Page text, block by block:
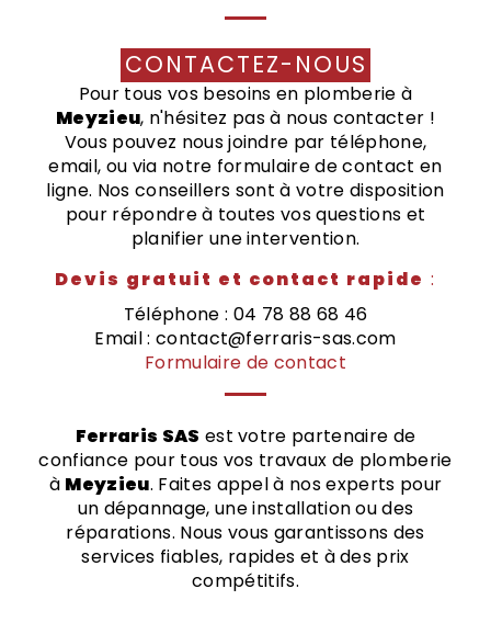
CONTACTEZ-NOUS
Pour tous vos besoins en plomberie à
Meyzieu, n'hésitez pas à nous contacter !
Vous pouvez nous joindre par téléphone,
email, ou via notre formulaire de contact en
ligne. Nos conseillers sont à votre disposition
pour répondre à toutes vos questions et
planifier une intervention.
Devis gratuit et contact rapide :
Téléphone : 04 78 88 68 46
Email : contact@ferraris-sas.com
Formulaire de contact
Ferraris SAS est votre partenaire de
confiance pour tous vos travaux de plomberie
à Meyzieu. Faites appel à nos experts pour
un dépannage, une installation ou des
réparations. Nous vous garantissons des
services fiables, rapides et à des prix
compétitifs.